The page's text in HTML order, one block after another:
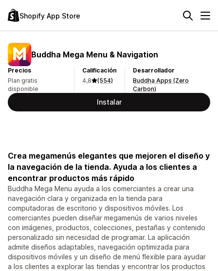
Shopify App Store
Buddha Mega Menu & Navigation
Precios
Plan gratis
disponible
Calificación
4,8
(554)
Desarrollador
Buddha Apps (Zero
Carbon)
Instalar
Crea megamenús elegantes que mejoren el diseño y
la navegación de la tienda. Ayuda a los clientes a
encontrar productos más rápido
Buddha Mega Menu ayuda a los comerciantes a crear una
navegación clara y organizada en la tienda para
computadoras de escritorio y dispositivos móviles. Los
comerciantes pueden diseñar megamenús de varios niveles
con imágenes, productos, colecciones, pestañas y contenido
personalizado sin necesidad de programar. La aplicación
admite diseños adaptables, navegación optimizada para
dispositivos móviles y un diseño de menú flexible para ayudar
a los clientes a explorar las tiendas y encontrar los productos